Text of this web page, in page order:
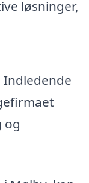
løsninger,
Indledende
og